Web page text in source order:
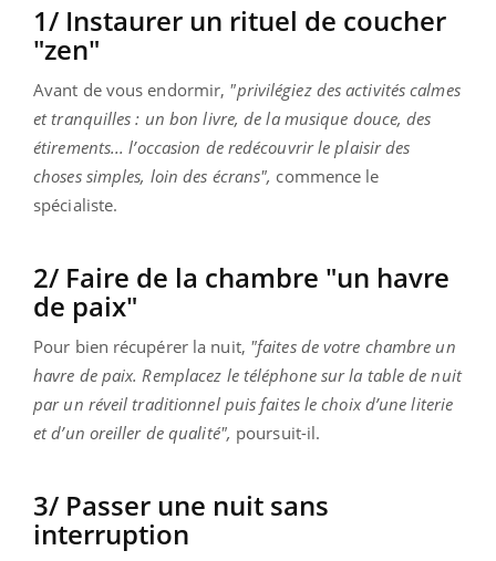
1/ Instaurer un rituel de coucher
"zen"
Avant de vous endormir, "privilégiez des activités calmes
et tranquilles : un bon livre, de la musique douce, des
étirements... l’occasion de redécouvrir le plaisir des
choses simples, loin des écrans", commence le
spécialiste.
2/ Faire de la chambre "un havre
de paix"
Pour bien récupérer la nuit, "faites de votre chambre un
havre de paix. Remplacez le téléphone sur la table de nuit
par un réveil traditionnel puis faites le choix d’une literie
et d’un oreiller de qualité", poursuit-il.
3/ Passer une nuit sans
interruption